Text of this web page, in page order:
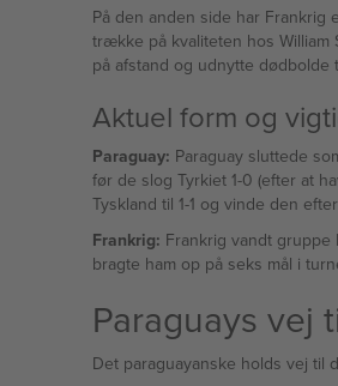
På den anden side har Frankrig
trække på kvaliteten hos William
på afstand og udnytte dødbolde
Aktuel form og
Paraguay: Paraguay sluttede
før de slog Tyrkiet 1-0 (efter at
Tyskland til 1-1 og vinde den
Frankrig: Frankrig vandt gruppe
bragte ham op på seks mål i
Paraguays vej
Det paraguayanske holds vej